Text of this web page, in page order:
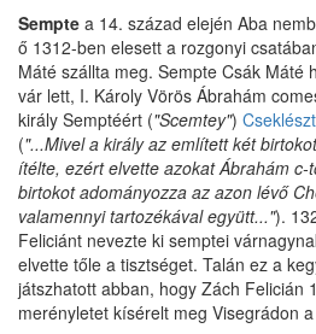
Sempte a 14. század elején Aba
ő 1312-ben elesett a rozgonyi
Máté szállta meg. Sempte Csák Máté
vár lett, I. Károly Vörös Ábrahám
király Semptéért ("Scemtey") Cseklészt
("...Mivel a király az említett két
ítélte, ezért elvette azokat Ábrahám
birtokot adományozza az azon lévő
valamennyi tartozékával együtt...").
Feliciánt nevezte ki semptei
elvette tőle a tisztséget. Talán ez a
játszhatott abban, hogy Zách Felicián
merényletet kísérelt meg Visegrádon